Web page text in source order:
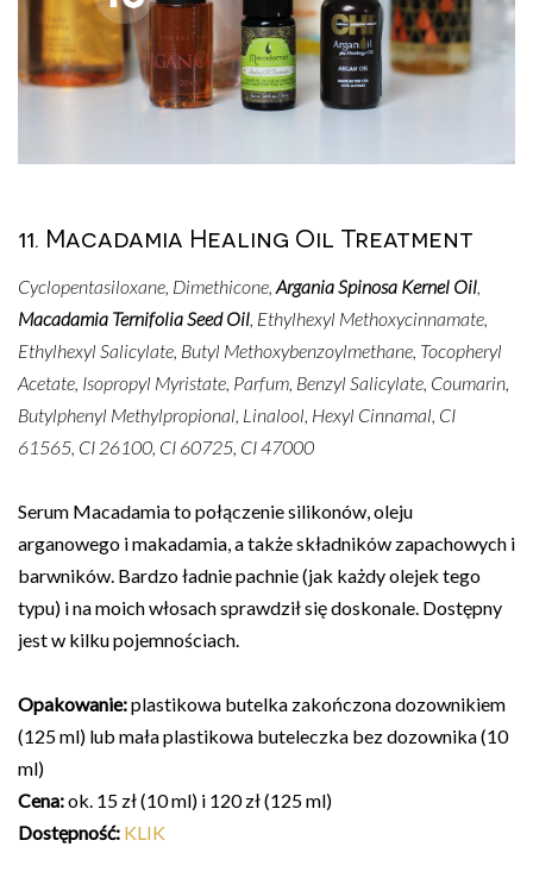
11. Macadamia Healing Oil Treatment
Cyclopentasiloxane, Dimethicone, Argania Spinosa Kernel Oil,
Macadamia Ternifolia Seed Oil, Ethylhexyl Methoxycinnamate,
Ethylhexyl Salicylate, Butyl Methoxybenzoylmethane, Tocopheryl
Acetate, Isopropyl Myristate, Parfum, Benzyl Salicylate, Coumarin,
Butylphenyl Methylpropional, Linalool, Hexyl Cinnamal, CI
61565, CI 26100, CI 60725, CI 47000
Serum Macadamia to połączenie silikonów, oleju
arganowego i makadamia, a także składników zapachowych i
barwników. Bardzo ładnie pachnie (jak każdy olejek tego
typu) i na moich włosach sprawdził się doskonale. Dostępny
jest w kilku pojemnościach.
Opakowanie:plastikowa butelka zakończona dozownikiem
(125 ml) lub mała plastikowa buteleczka bez dozownika (10
ml)
Cena:ok. 15 zł (10 ml) i 120 zł (125 ml)
Dostępność: KLIK